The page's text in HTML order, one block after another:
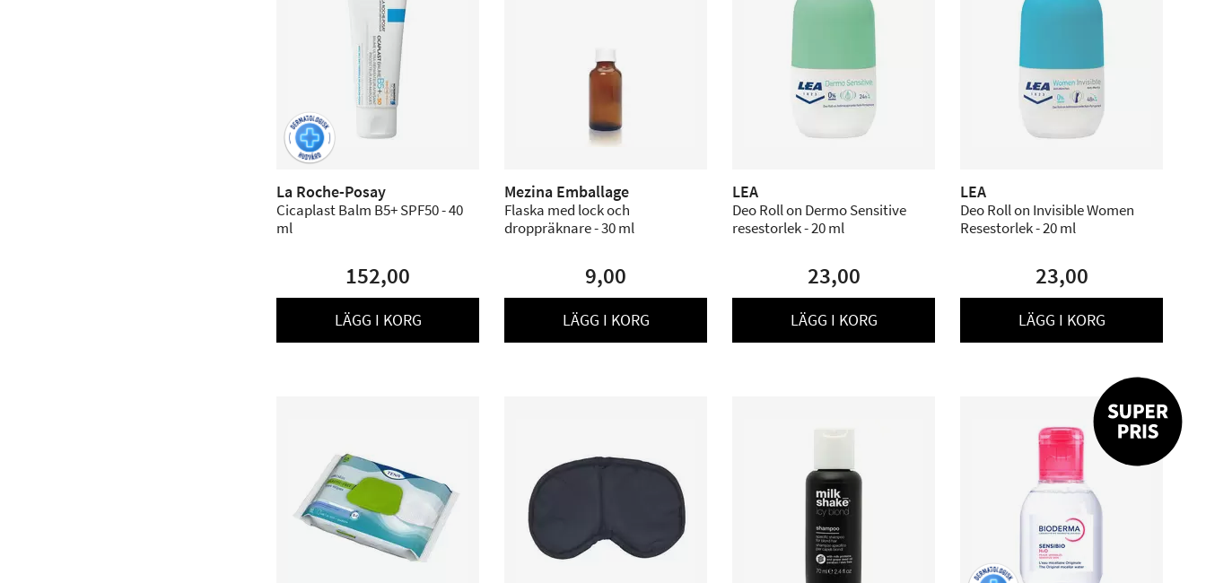
La Roche-Posay
Cicaplast Balm B5+ SPF50 - 40
ml
152,00
LÄGG I KORG
Mezina Emballage
Flaska med lock och
droppräknare - 30 ml
9,00
LÄGG I KORG
LEA
Deo Roll on Dermo Sensitive
resestorlek - 20 ml
23,00
LÄGG I KORG
LEA
Deo Roll on Invisible Women
Resestorlek - 20 ml
23,00
LÄGG I KORG